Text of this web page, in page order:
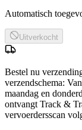
Automatisch
Uitverkocht
Bestel nu
verzendschema:
maandag en
ontvangt Track &
vervoerdersscan